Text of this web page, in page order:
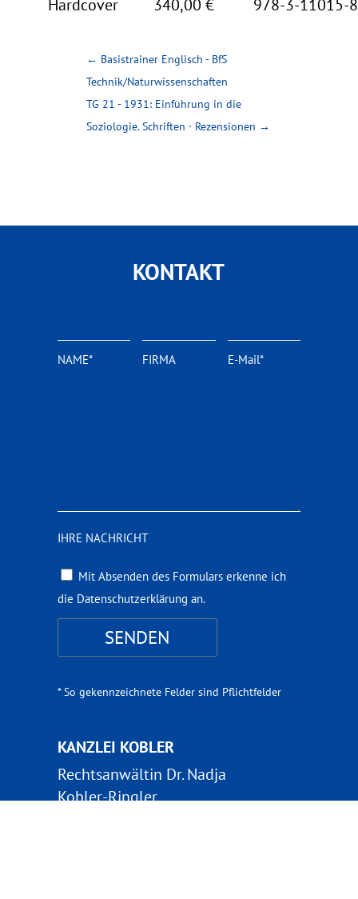
Hardcover 340,00 € 978-3-11015-
← Basistrainer Englisch - BfS
Technik/Naturwissenschaften
TG 21 - 1931: Einführung in die
Soziologie. Schriften · Rezensionen →
KONTAKT
NAME* FIRMA E-Mail*
IHRE NACHRICHT
Mit Absenden des Formulars erkenne ich
die Datenschutzerklärung an.
* So gekennzeichnete Felder sind Pflichtfelder
KANZLEI KOBLER
Rechtsanwältin Dr. Nadja
Kobler-Ringler